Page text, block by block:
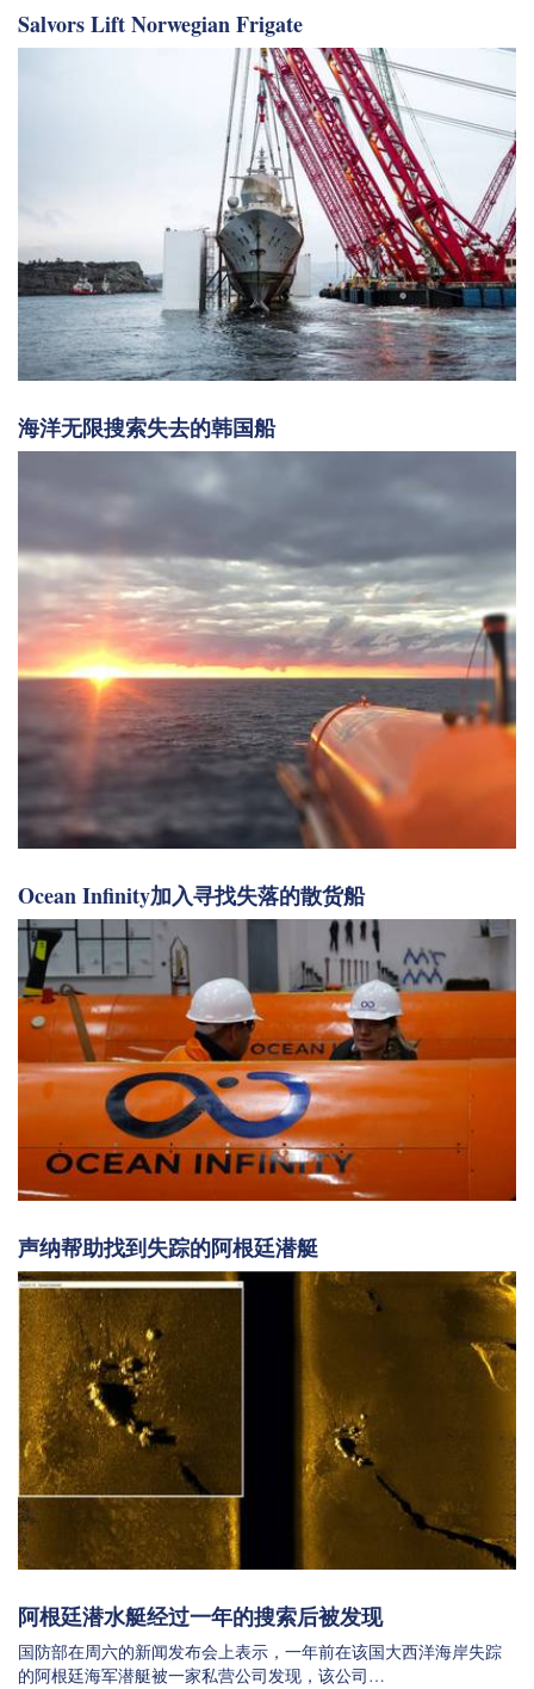
Salvors Lift Norwegian Frigate
海洋无限搜索失去的韩国船
Ocean Infinity加入寻找失落的散货船
声纳帮助找到失踪的阿根廷潜艇
阿根廷潜水艇经过一年的搜索后被发现
国防部在周六的新闻发布会上表示，一年前在该国大西洋海岸失踪
的阿根廷海军潜艇被一家私营公司发现，该公司…